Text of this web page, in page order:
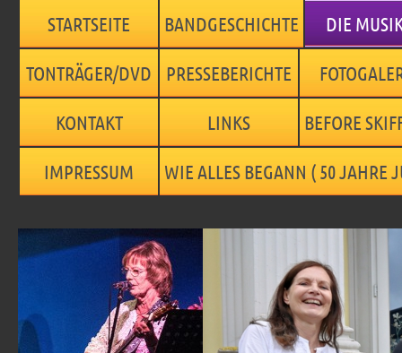
STARTSEITE BANDGESCHICHTE DIE
TONTRÄGER/DVD PRESSEBERICHTE
KONTAKT LINKS BEFORE
IMPRESSUM WIE ALLES BEGANN ( 50 JAHRE